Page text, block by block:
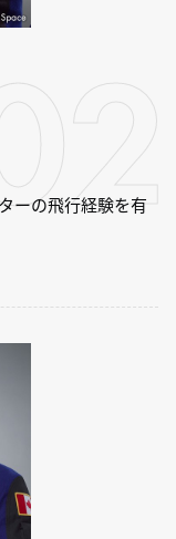
ーの飛行経験を有